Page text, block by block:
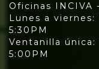
Oficinas INCIVA
Lunes a viernes:
5:30PM
Ventanilla única:
5:00PM